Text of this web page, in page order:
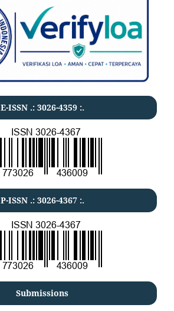
E-ISSN .: 3026-4359:.
P-ISSN .: 3026-4367:.
Submissions